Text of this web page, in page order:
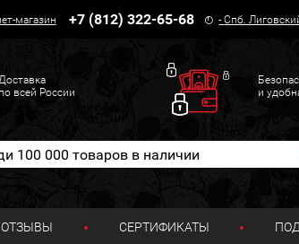
магазин +7 (812) 322-65-68 -Спб.
по всей России
и
ОТЗЫВЫ СЕРТИФИКАТЫ